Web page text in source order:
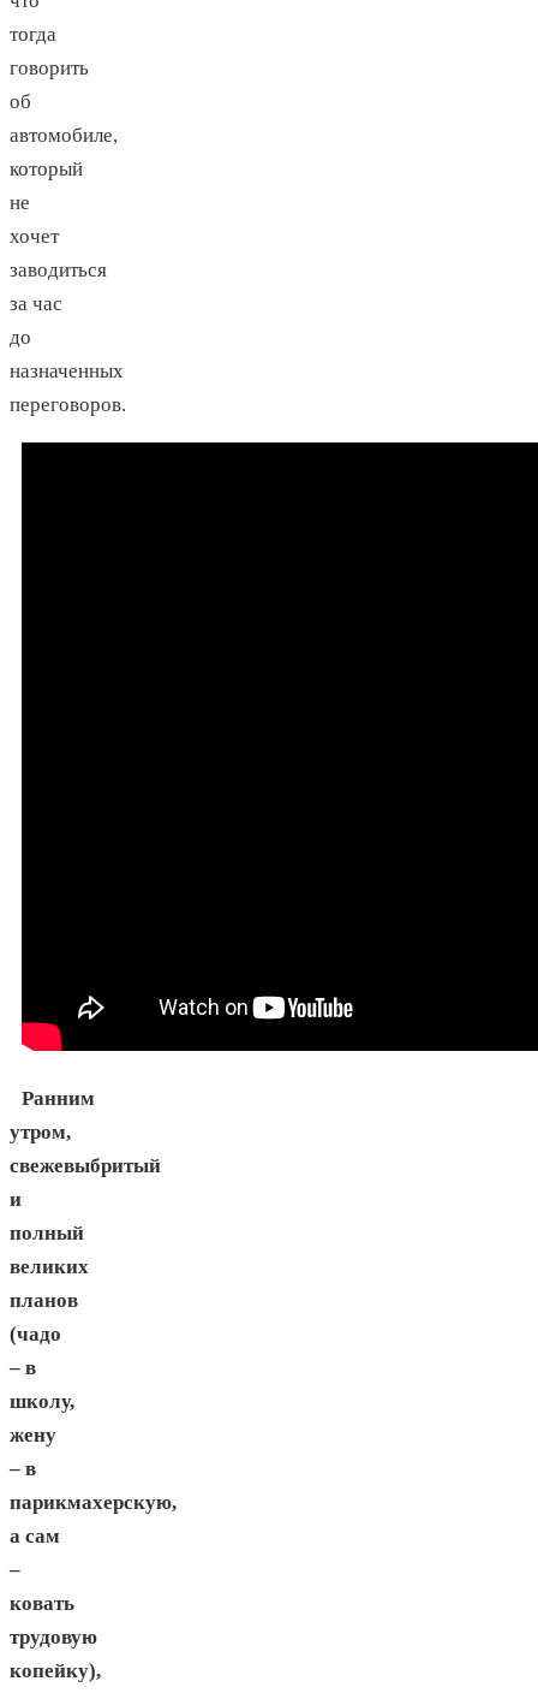
тогда
говорить
об
автомобиле,
который
не
хочет
заводиться
за час
до
назначенных
переговоров.
Ранним
утром,
свежевыбритый
и
полный
великих
планов
(чадо
– в
школу,
жену
– в
парикмахерскую,
а сам
–
ковать
трудовую
копейку),